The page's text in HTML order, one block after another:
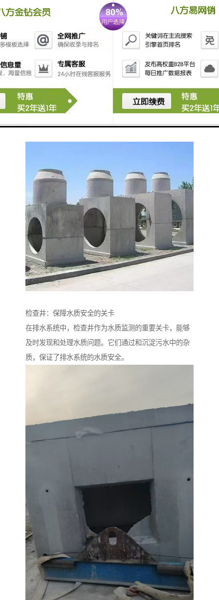
在一些具有悠久历史的城市中，检查井不仅是地下管线
系统的重要组成部分，还承载着丰富的城市文化。它们
见证了城市的发展历程和变迁，成为了城市文化的重要
象征。
检查井：保障水质安全的关卡
在排水系统中，检查井作为水质监测的重要关卡，能够
及时发现和处理水质问题。它们通过和沉淀污水中的杂
质，保证了排水系统的水质安全。